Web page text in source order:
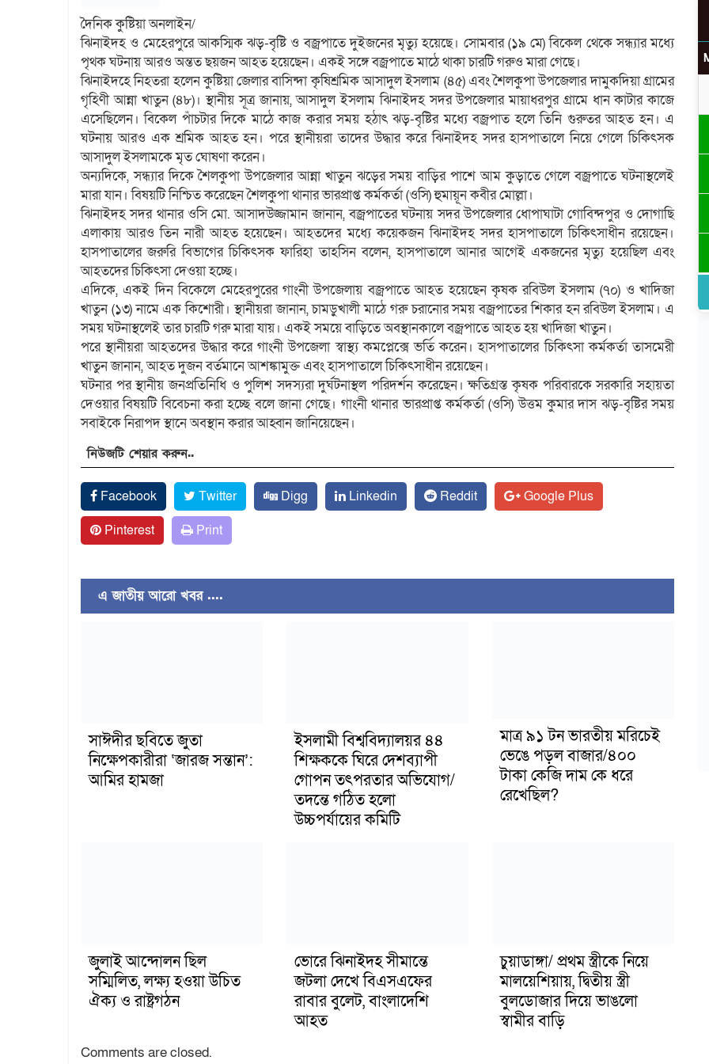
দৈনিক কুষ্টিয়া অনলাইন/
ঝিনাইদহ ও মেহেরপুরে আকস্মিক ঝড়-বৃষ্টি ও বজ্রপাতে দুইজনের মৃত্যু হয়েছে। সোমবার (১৯ মে) বিকেল থেকে সন্ধ্যার মধ্যে
পৃথক ঘটনায় আরও অন্তত ছয়জন আহত হয়েছেন। একই সঙ্গে বজ্রপাতে মাঠে থাকা চারটি গরুও মারা গেছে।
ঝিনাইদহে নিহতরা হলেন কুষ্টিয়া জেলার বাসিন্দা কৃষিশ্রমিক আসাদুল ইসলাম (৪৫) এবং শৈলকুপা উপজেলার দামুকদিয়া গ্রামের
গৃহিণী আন্না খাতুন (৪৮)। স্থানীয় সূত্র জানায়, আসাদুল ইসলাম ঝিনাইদহ সদর উপজেলার মায়াধরপুর গ্রামে ধান কাটার কাজে
এসেছিলেন। বিকেল পাঁচটার দিকে মাঠে কাজ করার সময় হঠাৎ ঝড়-বৃষ্টির মধ্যে বজ্রপাত হলে তিনি গুরুতর আহত হন। এ
ঘটনায় আরও এক শ্রমিক আহত হন। পরে স্থানীয়রা তাদের উদ্ধার করে ঝিনাইদহ সদর হাসপাতালে নিয়ে গেলে চিকিৎসক
আসাদুল ইসলামকে মৃত ঘোষণা করেন।
অন্যদিকে, সন্ধ্যার দিকে শৈলকুপা উপজেলার আন্না খাতুন ঝড়ের সময় বাড়ির পাশে আম কুড়াতে গেলে বজ্রপাতে ঘটনাস্থলেই
মারা যান। বিষয়টি নিশ্চিত করেছেন শৈলকুপা থানার ভারপ্রাপ্ত কর্মকর্তা (ওসি) হুমায়ূন কবীর মোল্লা।
ঝিনাইদহ সদর থানার ওসি মো. আসাদউজ্জামান জানান, বজ্রপাতের ঘটনায় সদর উপজেলার ধোপাঘাটা গোবিন্দপুর ও দোগাছি
এলাকায় আরও তিন নারী আহত হয়েছেন। আহতদের মধ্যে কয়েকজন ঝিনাইদহ সদর হাসপাতালে চিকিৎসাধীন রয়েছেন।
হাসপাতালের জরুরি বিভাগের চিকিৎসক ফারিহা তাহসিন বলেন, হাসপাতালে আনার আগেই একজনের মৃত্যু হয়েছিল এবং
আহতদের চিকিৎসা দেওয়া হচ্ছে।
এদিকে, একই দিন বিকেলে মেহেরপুরের গাংনী উপজেলায় বজ্রপাতে আহত হয়েছেন কৃষক রবিউল ইসলাম (৭০) ও খাদিজা
খাতুন (১৩) নামে এক কিশোরী। স্থানীয়রা জানান, চামড়ুখালী মাঠে গরু চরানোর সময় বজ্রপাতের শিকার হন রবিউল ইসলাম। এ
সময় ঘটনাস্থলেই তার চারটি গরু মারা যায়। একই সময়ে বাড়িতে অবস্থানকালে বজ্রপাতে আহত হয় খাদিজা খাতুন।
পরে স্থানীয়রা আহতদের উদ্ধার করে গাংনী উপজেলা স্বাস্থ্য কমপ্লেক্সে ভর্তি করেন। হাসপাতালের চিকিৎসা কর্মকর্তা তাসমেরী
খাতুন জানান, আহত দুজন বর্তমানে আশঙ্কামুক্ত এবং হাসপাতালে চিকিৎসাধীন রয়েছেন।
ঘটনার পর স্থানীয় জনপ্রতিনিধি ও পুলিশ সদস্যরা দুর্ঘটনাস্থল পরিদর্শন করেছেন। ক্ষতিগ্রস্ত কৃষক পরিবারকে সরকারি সহায়তা
দেওয়ার বিষয়টি বিবেচনা করা হচ্ছে বলে জানা গেছে। গাংনী থানার ভারপ্রাপ্ত কর্মকর্তা (ওসি) উত্তম কুমার দাস ঝড়-বৃষ্টির সময়
সবাইকে নিরাপদ স্থানে অবস্থান করার আহ্বান জানিয়েছেন।
নিউজটি শেয়ার করুন..
Facebook Twitter Digg Linkedin Reddit
Google Plus
Pinterest
Print
এ জাতীয় আরো খবর ....
সাঈদীর ছবিতে জুতা
নিক্ষেপকারীরা ‘জারজ সন্তান’:
আমির হামজা
ইসলামী বিশ্ববিদ্যালয়র ৪৪
শিক্ষককে ঘিরে দেশব্যাপী
গোপন তৎপরতার অভিযোগ/
তদন্তে গঠিত হলো
উচ্চপর্যায়ের কমিটি
মাত্র ৯১ টন ভারতীয় মরিচেই
ভেঙে পড়ল বাজার/৪০০
টাকা কেজি দাম কে ধরে
রেখেছিল?
জুলাই আন্দোলন ছিল
সম্মিলিত, লক্ষ্য হওয়া উচিত
ঐক্য ও রাষ্ট্রগঠন
ভোরে ঝিনাইদহ সীমান্তে
জটলা দেখে বিএসএফের
রাবার বুলেট, বাংলাদেশি
আহত
চুয়াডাঙ্গা/ প্রথম স্ত্রীকে নিয়ে
মালয়েশিয়ায়, দ্বিতীয় স্ত্রী
বুলডোজার দিয়ে ভাঙলো
স্বামীর বাড়ি
Comments are closed.